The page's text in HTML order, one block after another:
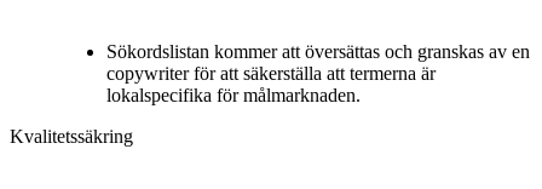
Sökordslistan kommer att översättas och granskas av en
copywriter för att säkerställa att termerna är
lokalspecifika för målmarknaden.
Kvalitetssäkring